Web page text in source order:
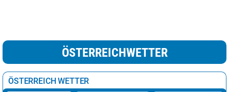
ÖSTERREICHWETTER
ÖSTERREICH WETTER